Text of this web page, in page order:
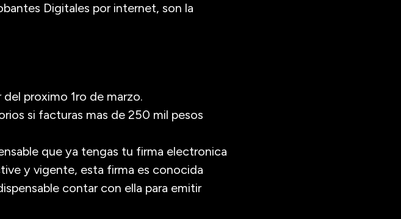
Digitales por internet, son la
proximo 1ro de marzo.
si facturas mas de 250 mil pesos
que ya tengas tu firma electronica
y vigente, esta firma es conocida
contar con ella para emitir